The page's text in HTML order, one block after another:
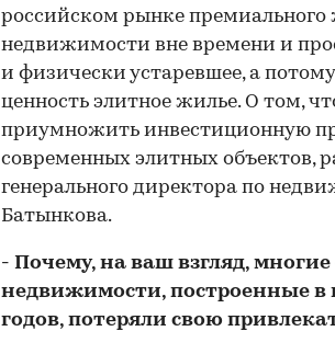
российском рынке
недвижимости вне времени и
и физически устаревшее, а
ценность элитное жилье. О том,
приумножить инвестиционную
современных элитных объектов,
генерального директора по
Батынкова.
- Почему, на ваш взгляд,
недвижимости, построенные в
годов, потеряли свою